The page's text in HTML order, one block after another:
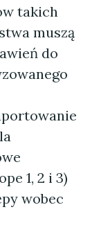
takich
muszą
do
1, 2 i 3)
wobec